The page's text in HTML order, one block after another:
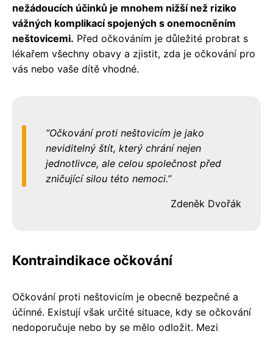
nežádoucích účinků je mnohem nižší než riziko
vážných komplikací spojených s onemocněním
neštovicemi. Před očkováním je důležité probrat s
lékařem všechny obavy a zjistit, zda je očkování pro
vás nebo vaše dítě vhodné.
Očkování proti neštovicím je jako
neviditelný štít, který chrání nejen
jednotlivce, ale celou společnost před
zničující silou této nemoci.
Zdeněk Dvořák
Kontraindikace očkování
Očkování proti neštovicím je obecně bezpečné a
účinné. Existují však určité situace, kdy se očkování
nedoporučuje nebo by se mělo odložit. Mezi